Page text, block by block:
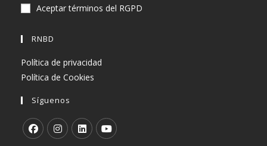
Aceptar términos del RGPD
RNBD
Política de privacidad
Política de Cookies
Síguenos